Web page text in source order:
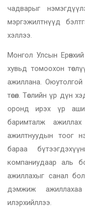
чадварыг
мэргэжилтнүүд
хэллээ.
Монгол Улсын
хувьд томоохон
ажиллана.
төсөл. Төслийн үр дүн
оронд ирэх үр
баримталж
ажилтнуудын тоог
бараа
компаниудаар аль
ажиллахыг санал
дэмжиж
илэрхийллээ.